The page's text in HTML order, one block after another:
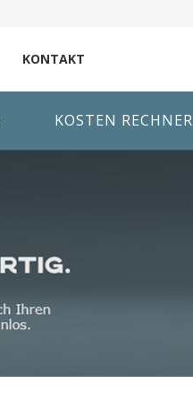
KONTAKT
KOSTEN RECHNER